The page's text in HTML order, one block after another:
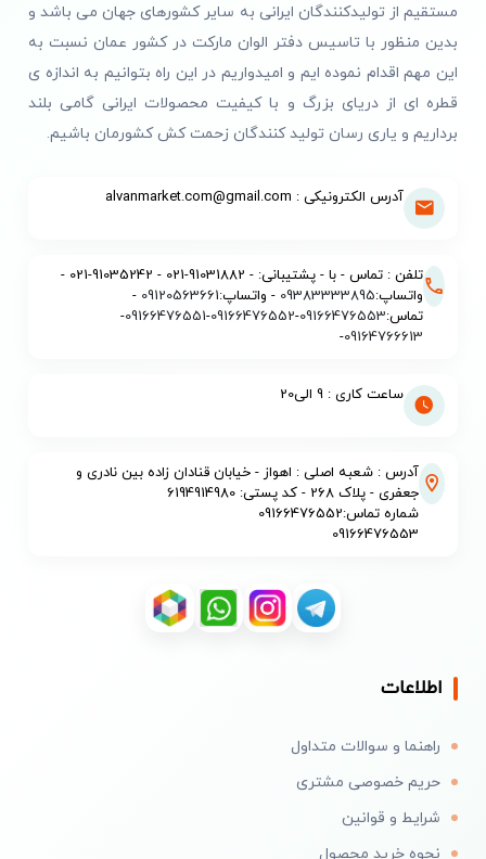
مستقیم از تولیدکنندگان ایرانی به سایر کشورهای جهان می باشد و
بدین منظور با تاسیس دفتر الوان مارکت در کشور عمان نسبت به
این مهم اقدام نموده ایم و امیدواریم در این راه بتوانیم به اندازه ی
قطره ای از دریای بزرگ و با کیفیت محصولات ایرانی گامی بلند
برداریم و یاری رسان تولید کنندگان زحمت کش کشورمان باشیم.
آدرس الکترونیکی : alvanmarket.com@gmail.com
تلفن : تماس - با - پشتیبانی: - 91031882-021 - 91035242-021 -
واتساپ:09383333895 - واتساپ:09120563661
-
تماس:09166476553
-
09166476552
-
09166476551
-
09164766613
-
ساعت کاری : 9 الی20
آدرس : شعبه اصلی : اهواز - خیابان قنادان زاده بین نادری و
جعفری - پلاک 268 - کد پستی: 6194914980
شماره تماس:09166476552
09166476553
اطلاعات
راهنما و سوالات متداول
حریم خصوصی مشتری
شرایط و قوانین
نحوه خرید محصول